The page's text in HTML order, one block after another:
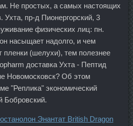
Не простых, а самых настоящих
Ухта, пр-д Пионергорский, 3
физических лиц: пн.
насыщает надолго, и чем
(шелухи), тем полезнее
доставка Ухта - Пептид
Новомосковск? Об этом
"Реплика" экономический
Бобровский.
Энантат British Dragon